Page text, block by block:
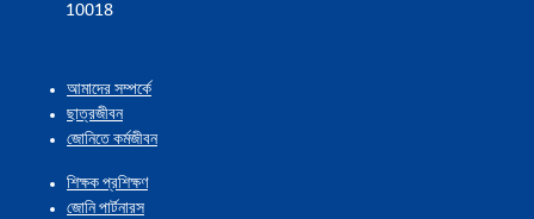
10018
আমাদের সম্পর্কে
ছাত্রজীবন
জোনিতে কর্মজীবন
শিক্ষক প্রশিক্ষণ
জোনি পার্টনারস